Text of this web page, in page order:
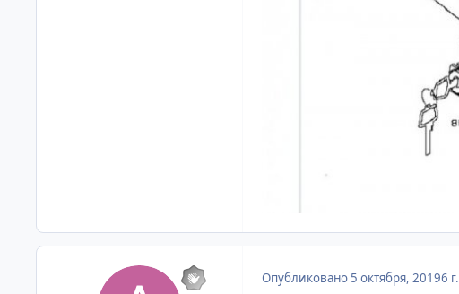
Опубликовано 5 октября, 20196 г.